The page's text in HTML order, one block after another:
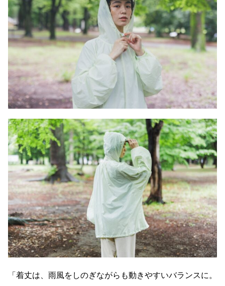
「着丈は、雨風をしのぎながらも動きやすいバランスに。